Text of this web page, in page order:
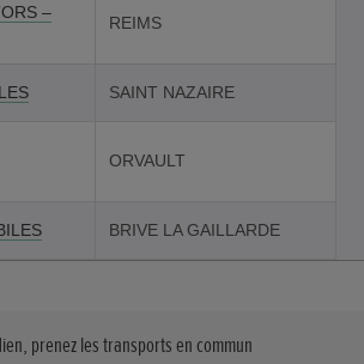
–
REIMS
SAINT NAZAIRE
ORVAULT
BRIVE LA GAILLARDE
prenez les transports en commun